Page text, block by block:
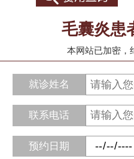
毛囊炎患
本网站已加密，
就诊姓名
联系电话
预约日期